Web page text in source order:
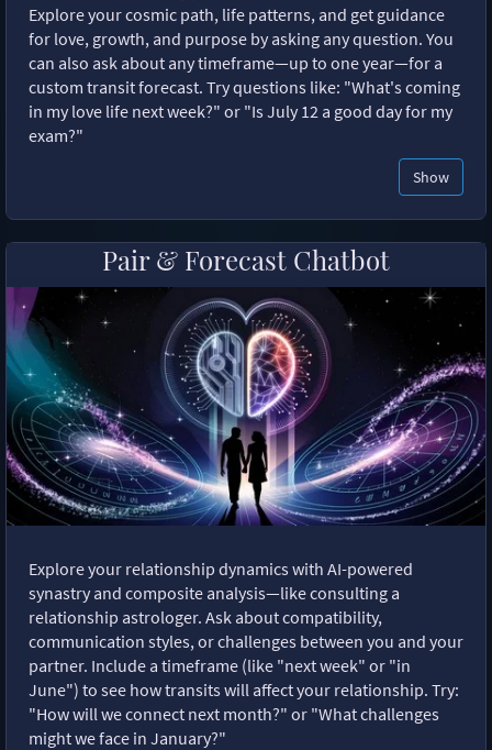
Explore your cosmic path, life patterns, and get guidance
for love, growth, and purpose by asking any question. You
can also ask about any timeframe—up to one year—for a
custom transit forecast. Try questions like: "What's coming
in my love life next week?" or "Is July 12 a good day for my
exam?"
Show
Pair & Forecast Chatbot
Explore your relationship dynamics with AI-powered
synastry and composite analysis—like consulting a
relationship astrologer. Ask about compatibility,
communication styles, or challenges between you and your
partner. Include a timeframe (like "next week" or "in
June") to see how transits will affect your relationship. Try:
"How will we connect next month?" or "What challenges
might we face in January?"